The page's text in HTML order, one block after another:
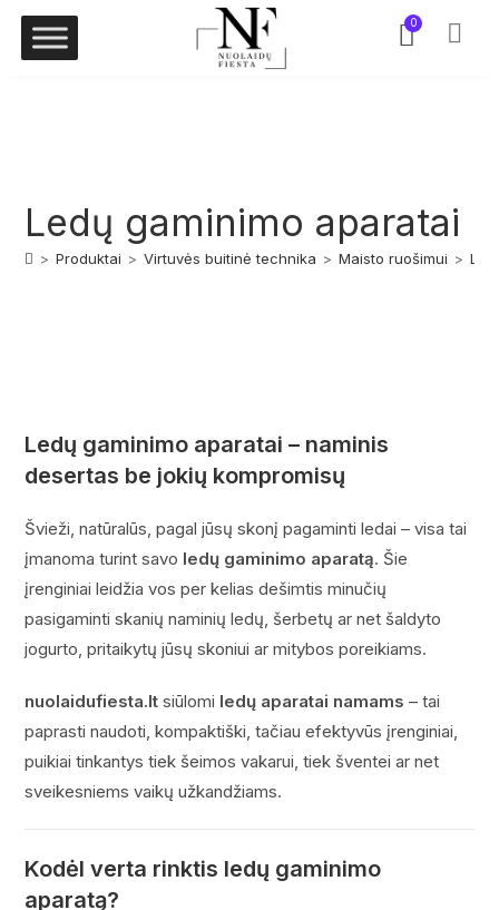
0
Ledų gaminimo aparatai
> Produktai > Virtuvės buitinė technika > Maisto ruošimui >
Ledų gaminimo aparatai – naminis
desertas be jokių kompromisų
Švieži, natūralūs, pagal jūsų skonį pagaminti ledai – visa tai
įmanoma turint savo ledų gaminimo aparatą. Šie
įrenginiai leidžia vos per kelias dešimtis minučių
pasigaminti skanių naminių ledų, šerbetų ar net šaldyto
jogurto, pritaikytų jūsų skoniui ar mitybos poreikiams.
nuolaidufiesta.lt siūlomi ledų aparatai namams – tai
paprasti naudoti, kompaktiški, tačiau efektyvūs įrenginiai,
puikiai tinkantys tiek šeimos vakarui, tiek šventei ar net
sveikesniems vaikų užkandžiams.
Kodėl verta rinktis ledų gaminimo
aparatą?